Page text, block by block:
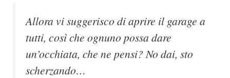
Allora vi suggerisco di aprire il garage a
tutti, così che ognuno possa dare
un’occhiata, che ne pensi? No dai, sto
scherzando…